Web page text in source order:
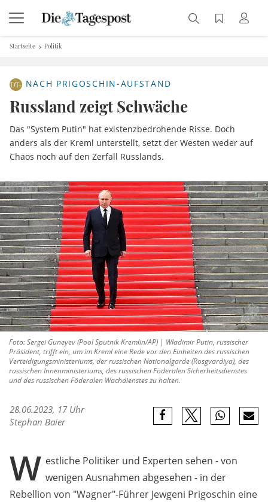
Startseite Politik
NACH PRIGOSCHIN-AUFSTAND
Russland zeigt Schwäche
Das "System Putin" hat existenzbedrohende Risse. Doch
anders als der Kreml unterstellt, setzt der Westen weder auf
Chaos noch auf den Zerfall Russlands.
Foto: Sergei Guneyev (Pool Sputnik Kremlin/AP) | Wladimir Putin, russischer
Präsident, trifft ein, um im Kreml eine Rede vor den Einheiten des russischen
Verteidigungsministeriums, der russischen Nationalgarde (Rosgvardiya), des
russischen Innenministeriums, des russischen Föderalen Sicherheitsdienstes
und des russischen Föderalen Wachdienstes zu halten.
28.06.2023, 17 Uhr
Stephan Baier
W estliche Politiker und Experten sehen - von
wenigen Ausnahmen abgesehen - in der
Rebellion von "Wagner"-Führer Jewgeni Prigoschin eine